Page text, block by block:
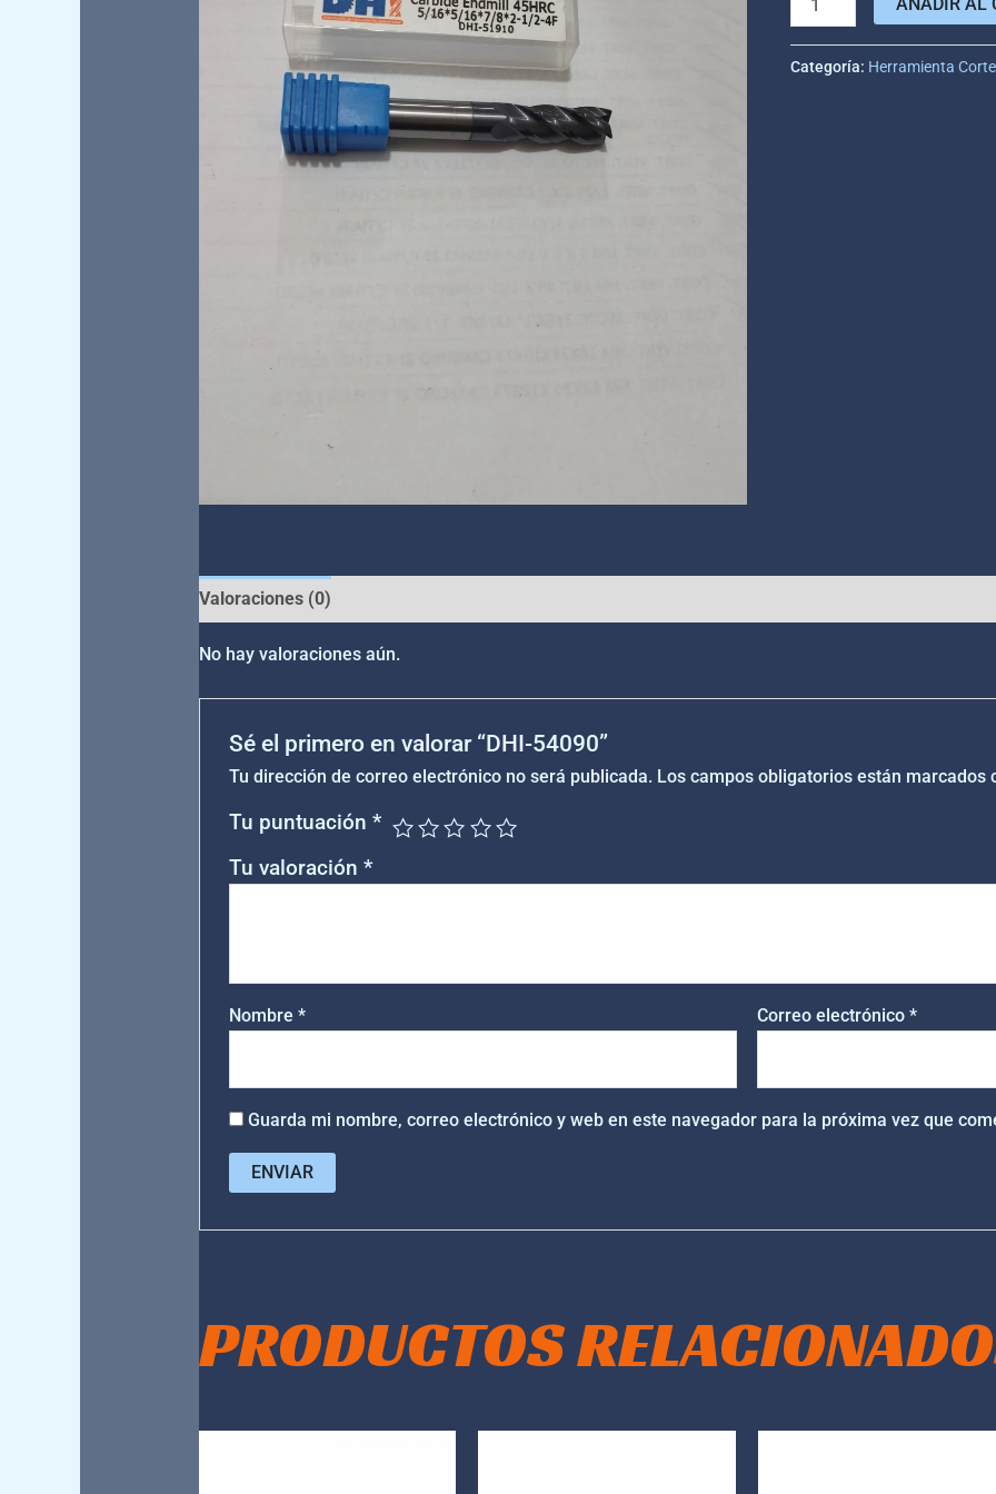
Categoría: Herramienta Corte
Valoraciones (0)
No hay valoraciones aún.
Sé el primero en valorar “DHI-54090”
Tu dirección de correo electrónico no será publicada. Los campos obligatorios están marcados
Tu puntuación*
Tu valoración*
Nombre* Correo electrónico*
Guarda mi nombre, correo electrónico y web en este navegador para la próxima vez que
PRODUCTOS